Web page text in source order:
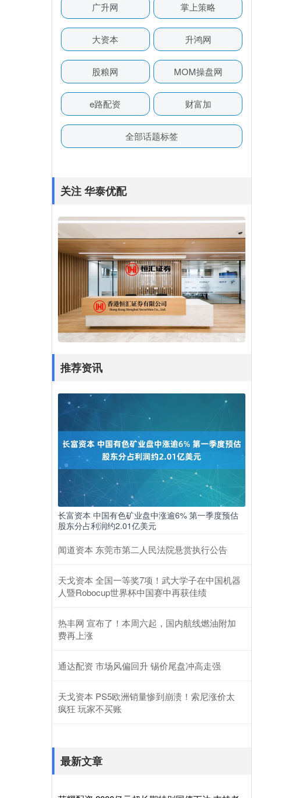
广升网 掌上策略
大资本 升鸿网
股粮网 MOM操盘网
e路配资 财富加
全部话题标签
关注 华泰优配
推荐资讯
长富资本 中国有色矿业盘中涨逾6% 第一季度预估
股东分占利润约2.01亿美元
闻道资本 东莞市第二人民法院悬赏执行公告
天戈资本 全国一等奖7项！武大学子在中国机器
人暨Robocup世界杯中国赛中再获佳绩
热丰网 宣布了！本周六起，国内航线燃油附加
费再上涨
通达配资 市场风偏回升 锡价尾盘冲高走强
天戈资本 PS5欧洲销量惨到崩溃！索尼涨价太
疯狂 玩家不买账
最新文章